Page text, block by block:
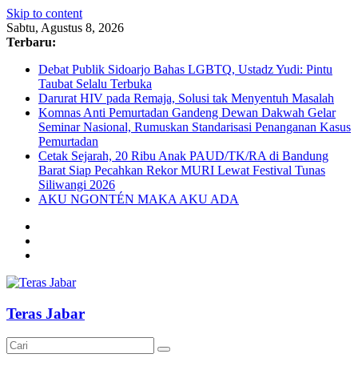
Skip to content
Sabtu, Agustus 8, 2026
Terbaru:
Debat Publik Sidoarjo Bahas LGBTQ, Ustadz Yudi: Pintu
Taubat Selalu Terbuka
Darurat HIV pada Remaja, Solusi tak Menyentuh Masalah
Komnas Anti Pemurtadan Gandeng Dewan Dakwah Gelar
Seminar Nasional, Rumuskan Standarisasi Penanganan Kasus
Pemurtadan
Cetak Sejarah, 20 Ribu Anak PAUD/TK/RA di Bandung
Barat Siap Pecahkan Rekor MURI Lewat Festival Tunas
Siliwangi 2026
AKU NGONTÉN MAKA AKU ADA
Teras Jabar